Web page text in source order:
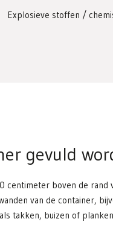
Explosieve stoffen /
gevuld
centimeter boven de rand
van de container,
takken, buizen of